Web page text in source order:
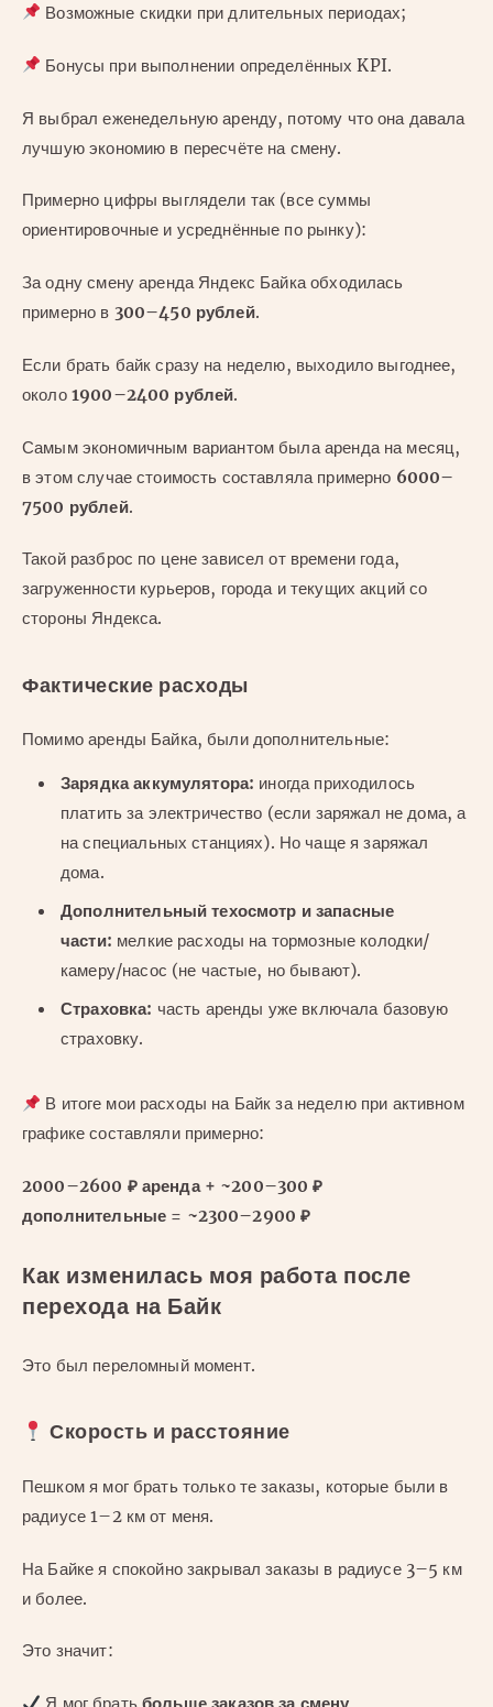
Возможные скидки при длительных периодах;
Бонусы при выполнении определённых KPI.
Я выбрал еженедельную аренду, потому что она давала
лучшую экономию в пересчёте на смену.
Примерно цифры выглядели так (все суммы
ориентировочные и усреднённые по рынку):
За одну смену аренда Яндекс Байка обходилась
примерно в 300–450 рублей.
Если брать байк сразу на неделю, выходило выгоднее,
около 1900–2400 рублей.
Самым экономичным вариантом была аренда на месяц,
в этом случае стоимость составляла примерно 6000–
7500 рублей.
Такой разброс по цене зависел от времени года,
загруженности курьеров, города и текущих акций со
стороны Яндекса.
Фактические расходы
Помимо аренды Байка, были дополнительные:
Зарядка аккумулятора: иногда приходилось
платить за электричество (если заряжал не дома, а
на специальных станциях). Но чаще я заряжал
дома.
Дополнительный техосмотр и запасные
части: мелкие расходы на тормозные колодки/
камеру/насос (не частые, но бывают).
Страховка: часть аренды уже включала базовую
страховку.
В итоге мои расходы на Байк за неделю при активном
графике составляли примерно:
2000–2600 ₽ аренда + ~200–300 ₽
дополнительные = ~2300–2900 ₽
Как изменилась моя работа после
перехода на Байк
Это был переломный момент.
Скорость и расстояние
Пешком я мог брать только те заказы, которые были в
радиусе 1–2 км от меня.
На Байке я спокойно закрывал заказы в радиусе 3–5 км
и более.
Это значит: